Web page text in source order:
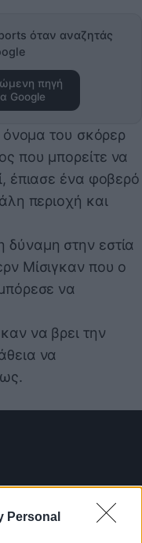
Personal
όταν αναζητάς
πηγή
Google
όνομα του σκόρερ
που μπορείτε να
έπιασε ένα φοβερό
περιοχή και
στην εστία
Μίσιγκαν που ο
να
να βρει την
να